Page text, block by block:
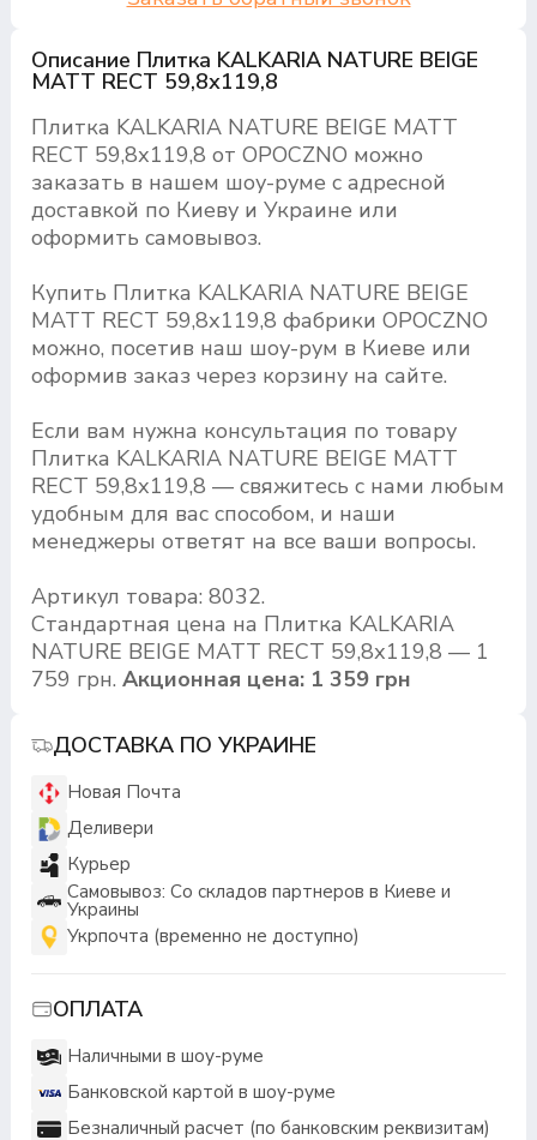
Описание Плитка KALKARIA NATURE BEIGE
MATT RECT 59,8х119,8
Плитка KALKARIA NATURE BEIGE MATT
RECT 59,8х119,8 от OPOCZNO можно
заказать в нашем шоу-руме с адресной
доставкой по Киеву и Украине или
оформить самовывоз.
Купить Плитка KALKARIA NATURE BEIGE
MATT RECT 59,8х119,8 фабрики OPOCZNO
можно, посетив наш шоу-рум в Киеве или
оформив заказ через корзину на сайте.
Если вам нужна консультация по товару
Плитка KALKARIA NATURE BEIGE MATT
RECT 59,8х119,8 — свяжитесь с нами любым
удобным для вас способом, и наши
менеджеры ответят на все ваши вопросы.
Артикул товара: 8032.
Стандартная цена на Плитка KALKARIA
NATURE BEIGE MATT RECT 59,8х119,8 — 1
759 грн. Акционная цена: 1 359 грн
ДОСТАВКА ПО УКРАИНЕ
Новая Почта
Деливери
Курьер
Самовывоз: Со складов партнеров в Киеве и
Украины
Укрпочта (временно не доступно)
ОПЛАТА
Наличными в шоу-руме
Банковской картой в шоу-руме
Безналичный расчет (по банковским реквизитам)